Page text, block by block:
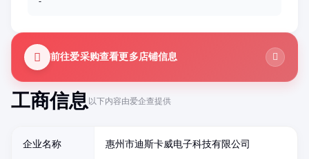
工商信息以下内容由爱企查提供
企业名称 惠州市迪斯卡威电子科技有限公司
前往爱采购查看更多店铺信息